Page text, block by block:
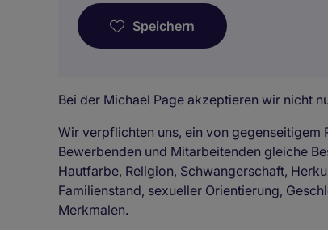
Speichern
Bei der Michael Page akzeptieren wir nicht
Wir verpflichten uns, ein von gegenseitigem
Bewerbenden und Mitarbeitenden gleiche
Hautfarbe, Religion, Schwangerschaft,
Familienstand, sexueller Orientierung,
Merkmalen.